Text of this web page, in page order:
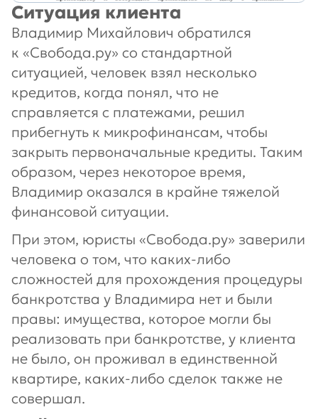
Ситуация клиента
Владимир Михайлович обратился
к «Свобода.ру» со стандартной
ситуацией, человек взял несколько
кредитов, когда понял, что не
справляется с платежами, решил
прибегнуть к микрофинансам, чтобы
закрыть первоначальные кредиты. Таким
образом, через некоторое время,
Владимир оказался в крайне тяжелой
финансовой ситуации.
При этом, юристы «Свобода.ру» заверили
человека о том, что каких-либо
сложностей для прохождения процедуры
банкротства у Владимира нет и были
правы: имущества, которое могли бы
реализовать при банкротстве, у клиента
не было, он проживал в единственной
квартире, каких-либо сделок также не
совершал.